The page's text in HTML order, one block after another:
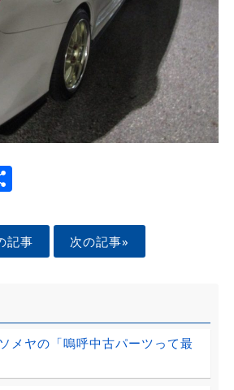
Share
記事 次の記事»
メヤの「嗚呼中古パーツって最